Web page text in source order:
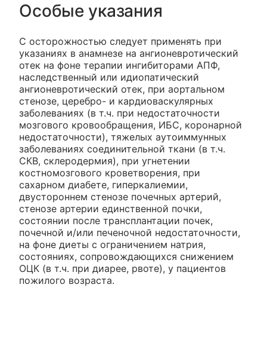
Особые указания
C осторожностью следует применять при
указаниях в анамнезе на ангионевротический
отек на фоне терапии ингибиторами АПФ,
наследственный или идиопатический
ангионевротический отек, при аортальном
стенозе, церебро- и кардиоваскулярных
заболеваниях (в т.ч. при недостаточности
мозгового кровообращения, ИБС, коронарной
недостаточности), тяжелых аутоиммунных
заболеваниях соединительной ткани (в т.ч.
СКВ, склеродермия), при угнетении
костномозгового кроветворения, при
сахарном диабете, гиперкалиемии,
двустороннем стенозе почечных артерий,
стенозе артерии единственной почки,
состоянии после трансплантации почек,
почечной и/или печеночной недостаточности,
на фоне диеты с ограничением натрия,
состояниях, сопровождающихся снижением
ОЦК (в т.ч. при диарее, рвоте), у пациентов
пожилого возраста.